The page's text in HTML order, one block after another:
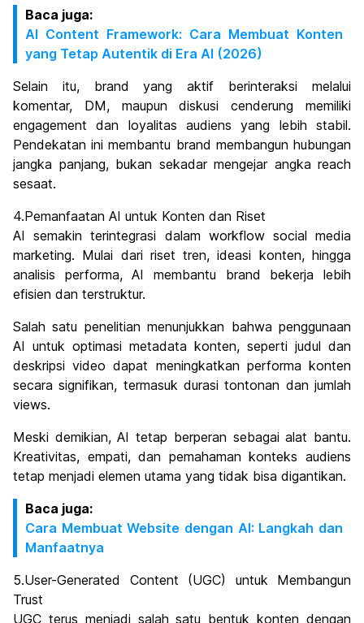
Baca juga:
AI Content Framework: Cara Membuat Konten
yang Tetap Autentik di Era AI (2026)
Selain itu, brand yang aktif berinteraksi melalui
komentar, DM, maupun diskusi cenderung memiliki
engagement dan loyalitas audiens yang lebih stabil.
Pendekatan ini membantu brand membangun hubungan
jangka panjang, bukan sekadar mengejar angka reach
sesaat.
4.Pemanfaatan AI untuk Konten dan Riset
AI semakin terintegrasi dalam workflow social media
marketing. Mulai dari riset tren, ideasi konten, hingga
analisis performa, AI membantu brand bekerja lebih
efisien dan terstruktur.
Salah satu penelitian menunjukkan bahwa penggunaan
AI untuk optimasi metadata konten, seperti judul dan
deskripsi video dapat meningkatkan performa konten
secara signifikan, termasuk durasi tontonan dan jumlah
views.
Meski demikian, AI tetap berperan sebagai alat bantu.
Kreativitas, empati, dan pemahaman konteks audiens
tetap menjadi elemen utama yang tidak bisa digantikan.
Baca juga:
Cara Membuat Website dengan AI: Langkah dan
Manfaatnya
5.User-Generated Content (UGC) untuk Membangun
Trust
UGC terus menjadi salah satu bentuk konten dengan